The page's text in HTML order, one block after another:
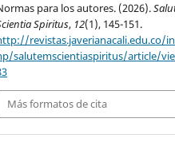
para los autores. (2026).
Spiritus, 12(1), 145-151.
revistas.javerianacali.edu.co/
salutemscientiaspiritus/article/
Más formatos de cita